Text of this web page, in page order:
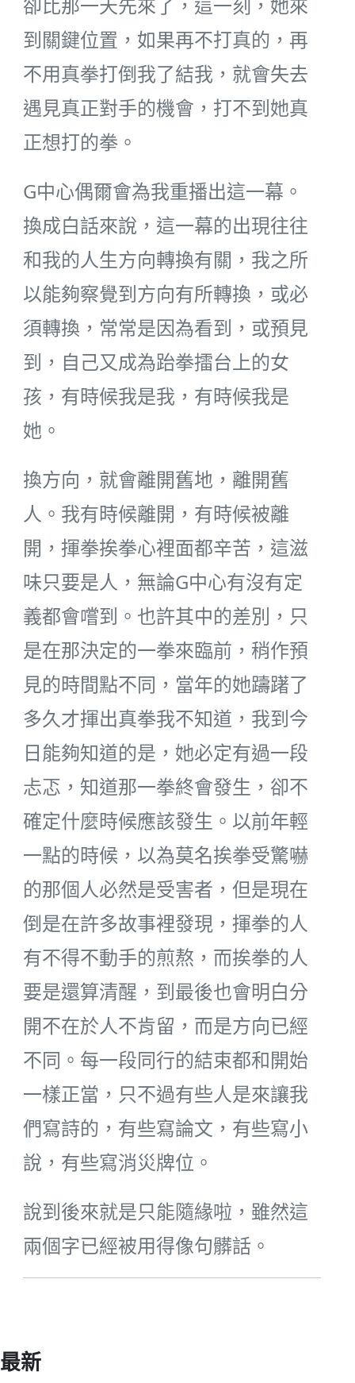
到關鍵位置，如果再不打真的，再
不用真拳打倒我了結我，就會失去
遇見真正對手的機會，打不到她真
正想打的拳。
G中心偶爾會為我重播出這一幕。
換成白話來說，這一幕的出現往往
和我的人生方向轉換有關，我之所
以能夠察覺到方向有所轉換，或必
須轉換，常常是因為看到，或預見
到，自己又成為跆拳擂台上的女
孩，有時候我是我，有時候我是
她。
換方向，就會離開舊地，離開舊
人。我有時候離開，有時候被離
開，揮拳挨拳心裡面都辛苦，這滋
味只要是人，無論G中心有沒有定
義都會嚐到。也許其中的差別，只
是在那決定的一拳來臨前，稍作預
見的時間點不同，當年的她躊躇了
多久才揮出真拳我不知道，我到今
日能夠知道的是，她必定有過一段
忐忑，知道那一拳終會發生，卻不
確定什麼時候應該發生。以前年輕
一點的時候，以為莫名挨拳受驚嚇
的那個人必然是受害者，但是現在
倒是在許多故事裡發現，揮拳的人
有不得不動手的煎熬，而挨拳的人
要是還算清醒，到最後也會明白分
開不在於人不肯留，而是方向已經
不同。每一段同行的結束都和開始
一樣正當，只不過有些人是來讓我
們寫詩的，有些寫論文，有些寫小
說，有些寫消災牌位。
說到後來就是只能隨緣啦，雖然這
兩個字已經被用得像句髒話。
最新